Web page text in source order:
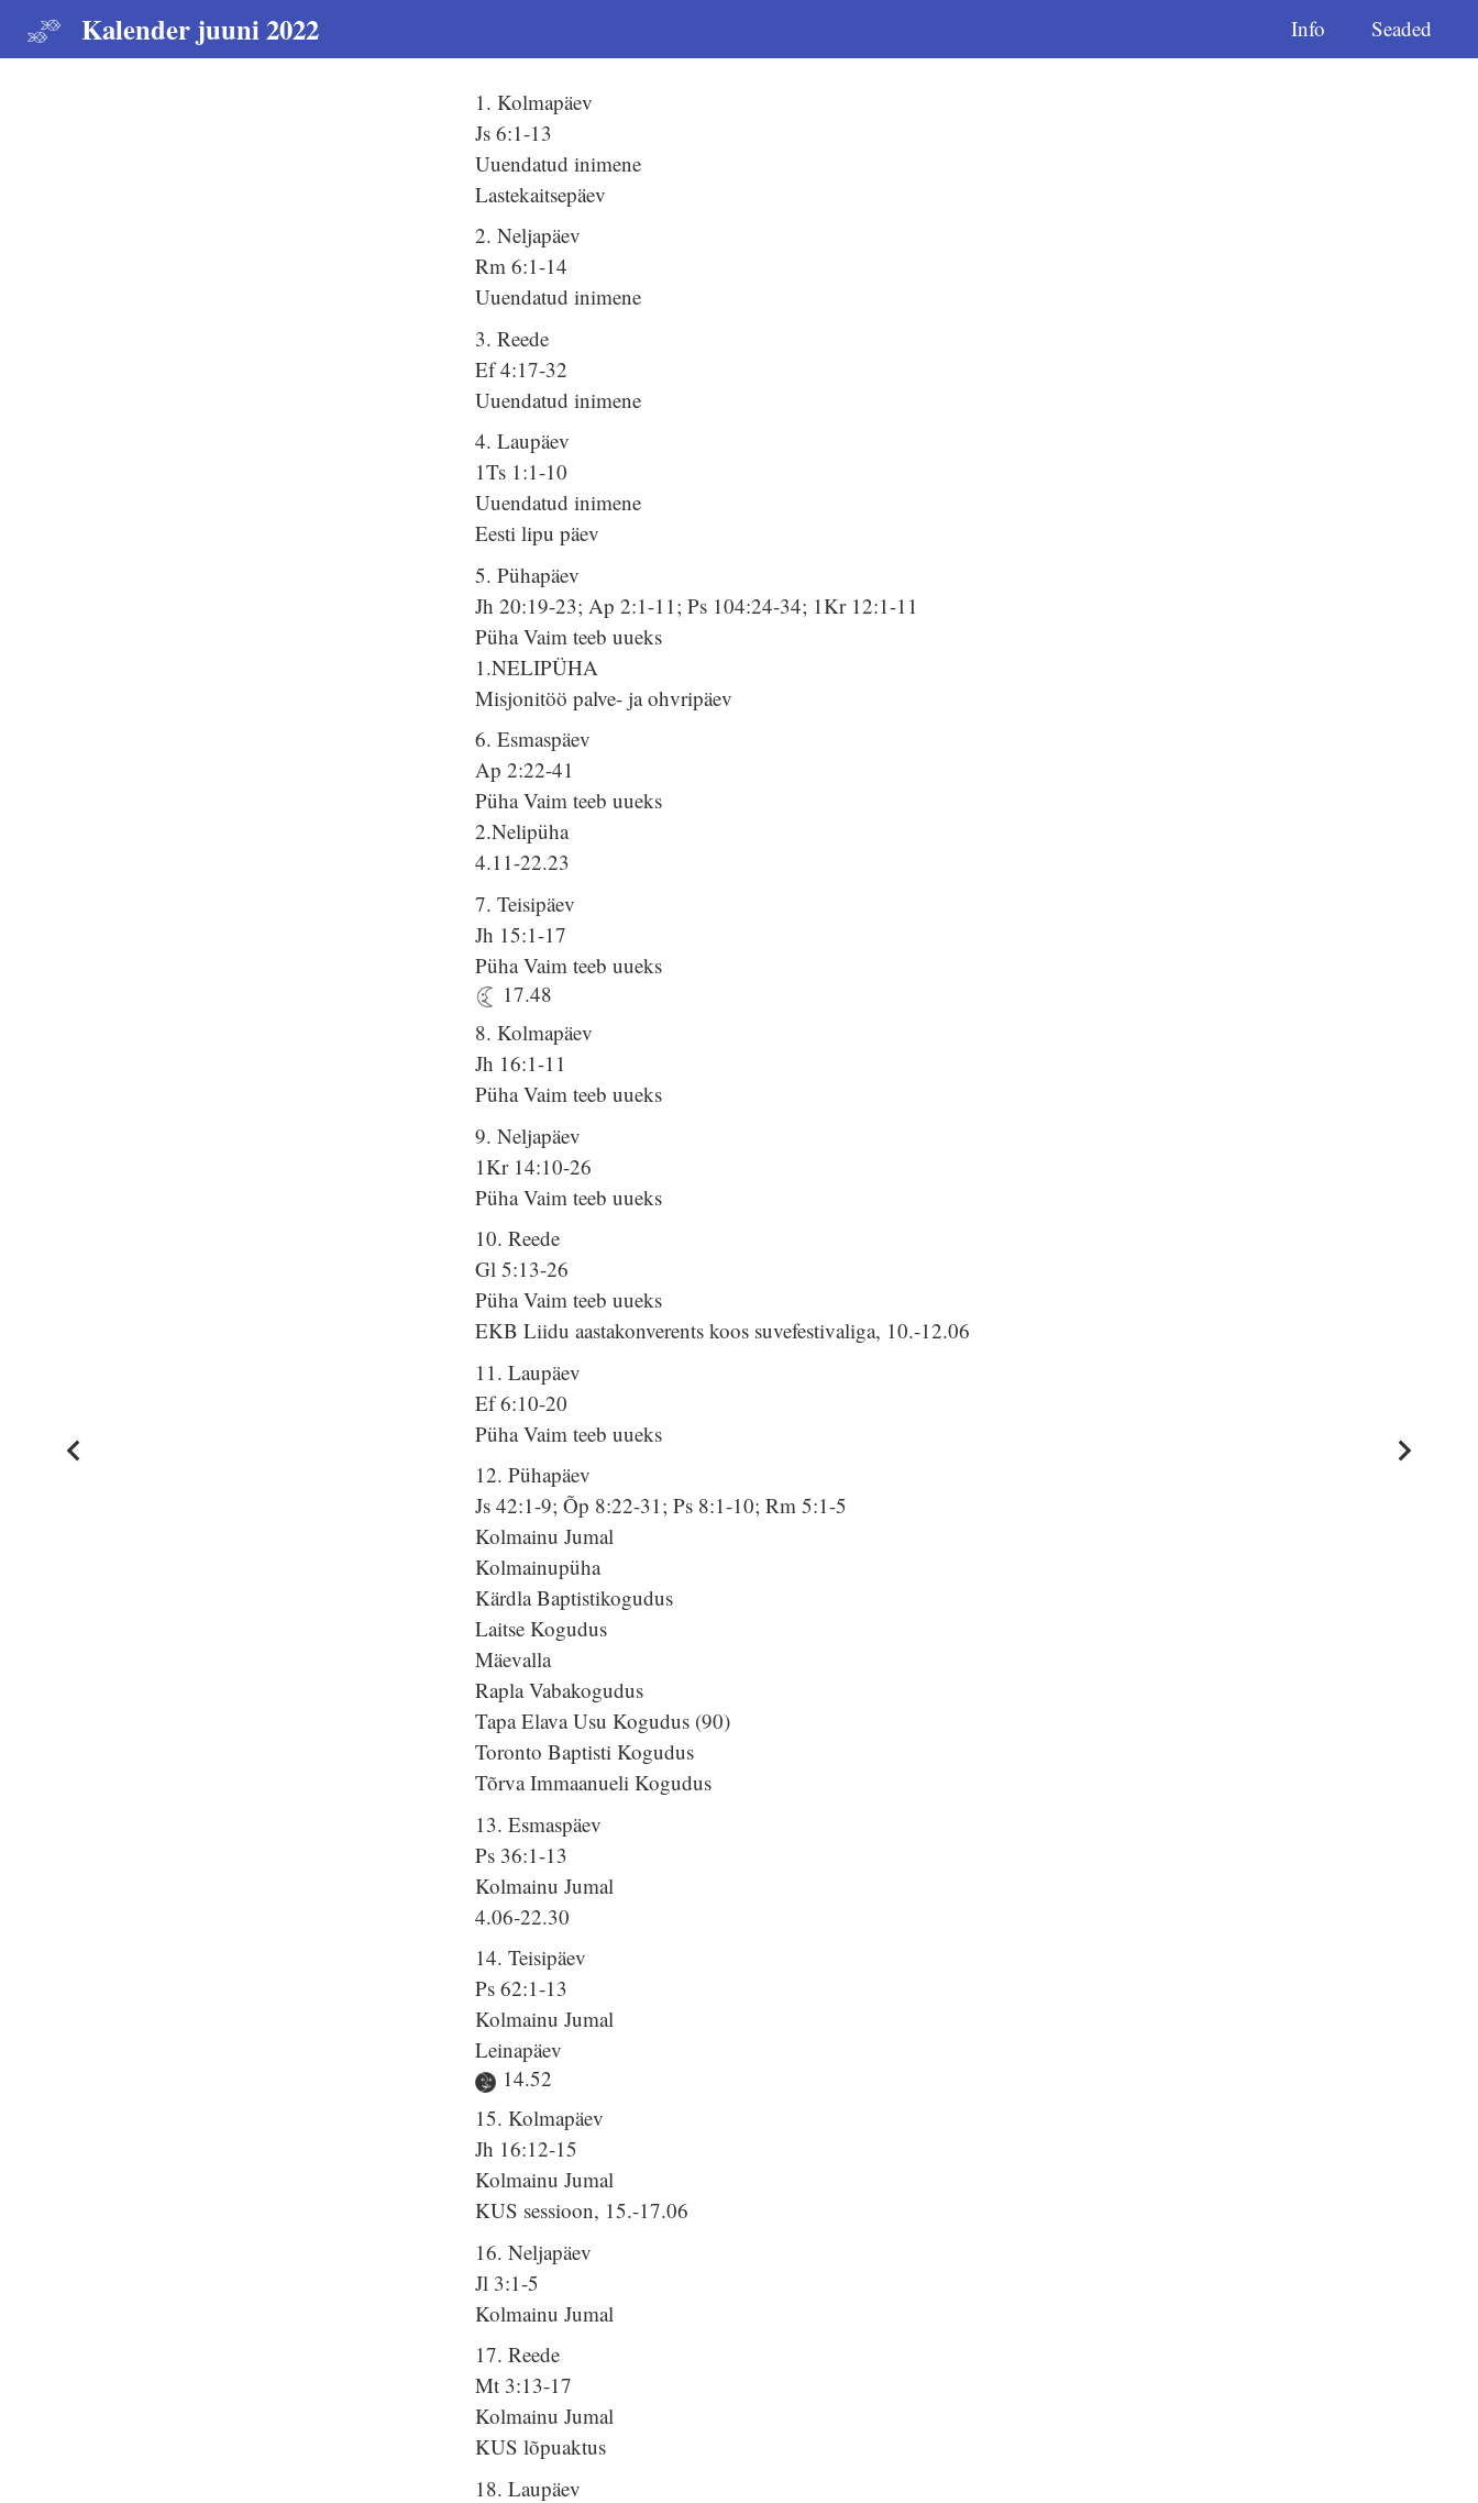
Kalender juuni 2022 Info Seaded
1. Kolmapäev
Js 6:1-13
Uuendatud inimene
Lastekaitsepäev
2. Neljapäev
Rm 6:1-14
Uuendatud inimene
3. Reede
Ef 4:17-32
Uuendatud inimene
4. Laupäev
1Ts 1:1-10
Uuendatud inimene
Eesti lipu päev
5. Pühapäev
Jh 20:19-23; Ap 2:1-11; Ps 104:24-34; 1Kr 12:1-11
Püha Vaim teeb uueks
1.NELIPÜHA
Misjonitöö palve- ja ohvripäev
6. Esmaspäev
Ap 2:22-41
Püha Vaim teeb uueks
2.Nelipüha
4.11-22.23
7. Teisipäev
Jh 15:1-17
Püha Vaim teeb uueks
17.48
8. Kolmapäev
Jh 16:1-11
Püha Vaim teeb uueks
9. Neljapäev
1Kr 14:10-26
Püha Vaim teeb uueks
10. Reede
Gl 5:13-26
Püha Vaim teeb uueks
EKB Liidu aastakonverents koos suvefestivaliga, 10.-12.06
11. Laupäev
Ef 6:10-20
Püha Vaim teeb uueks
12. Pühapäev
Js 42:1-9; Õp 8:22-31; Ps 8:1-10; Rm 5:1-5
Kolmainu Jumal
Kolmainupüha
Kärdla Baptistikogudus
Laitse Kogudus
Mäevalla
Rapla Vabakogudus
Tapa Elava Usu Kogudus (90)
Toronto Baptisti Kogudus
Tõrva Immaanueli Kogudus
13. Esmaspäev
Ps 36:1-13
Kolmainu Jumal
4.06-22.30
14. Teisipäev
Ps 62:1-13
Kolmainu Jumal
Leinapäev
14.52
15. Kolmapäev
Jh 16:12-15
Kolmainu Jumal
KUS sessioon, 15.-17.06
16. Neljapäev
Jl 3:1-5
Kolmainu Jumal
17. Reede
Mt 3:13-17
Kolmainu Jumal
KUS lõpuaktus
18. Laupäev